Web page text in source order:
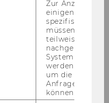
März 2013, 25.
Zur Anzeige von
einigen WU-
spezifischen
müssen
teilweise von
nachgelagerten
System
werden.
um die Antwort
Anfrage
können.